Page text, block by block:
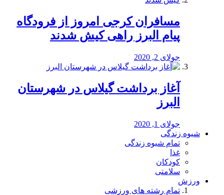
مسافران کرجی امروز از فرودگاه
پیام البرز راهی کیش شدند
جولای 2, 2020
آغاز برداشت گیلاس در شهرستان
البرز
جولای 1, 2020
شیوه زندگی
تمام شیوه زندگی
غذا
کودکان
سلامتی
ورزش
تمام رشته های ورزشی